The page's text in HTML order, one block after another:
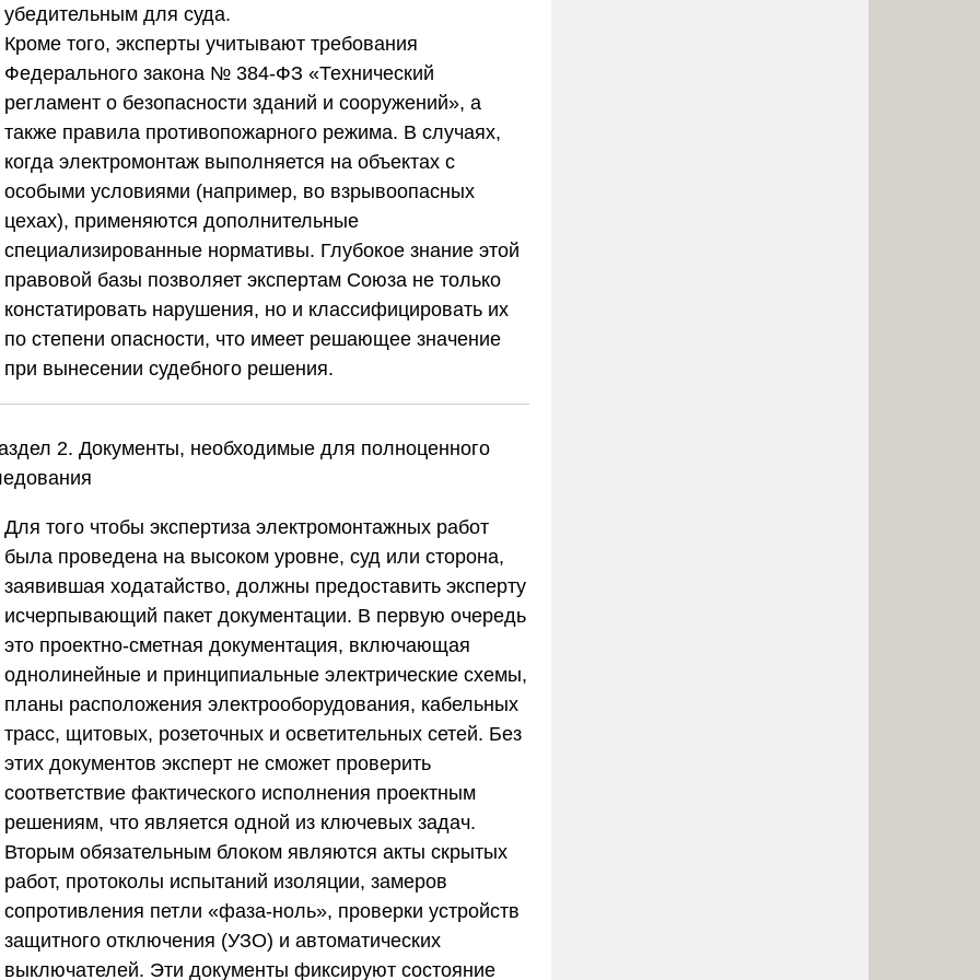
убедительным для суда.
Кроме того, эксперты учитывают требования
Федерального закона № 384-ФЗ «Технический
регламент о безопасности зданий и сооружений», а
также правила противопожарного режима. В случаях,
когда электромонтаж выполняется на объектах с
особыми условиями (например, во взрывоопасных
цехах), применяются дополнительные
специализированные нормативы. Глубокое знание этой
правовой базы позволяет экспертам Союза не только
констатировать нарушения, но и классифицировать их
по степени опасности, что имеет решающее значение
при вынесении судебного решения.
2. Документы, необходимые для полноценного
Для того чтобы экспертиза электромонтажных работ
была проведена на высоком уровне, суд или сторона,
заявившая ходатайство, должны предоставить эксперту
исчерпывающий пакет документации. В первую очередь
это проектно-сметная документация, включающая
однолинейные и принципиальные электрические схемы,
планы расположения электрооборудования, кабельных
трасс, щитовых, розеточных и осветительных сетей. Без
этих документов эксперт не сможет проверить
соответствие фактического исполнения проектным
решениям, что является одной из ключевых задач.
Вторым обязательным блоком являются акты скрытых
работ, протоколы испытаний изоляции, замеров
сопротивления петли «фаза-ноль», проверки устройств
защитного отключения (УЗО) и автоматических
выключателей. Эти документы фиксируют состояние